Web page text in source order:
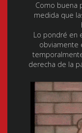
Como buena
medida que
Lo pondré en
obviamente
derecha de la